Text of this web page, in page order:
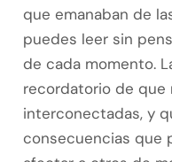
que emanaban de
puedes leer sin
de cada momento.
recordatorio de que
interconectadas, y
consecuencias que